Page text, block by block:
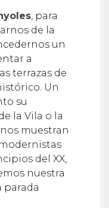
, para
de la
un
a
terrazas de
Un
su
la Vila o la
muestran
del XX,
nuestra
parada